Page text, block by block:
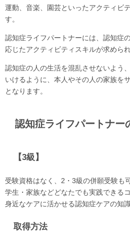
運動、音楽、園芸といったアクティビ
す。
認知症ライフパートナーには、認知症
応じたアクティビティスキルが求められ
認知症の人の生活を混乱させないよう
いけるように、本人やその人の家族を
となります。
認知症ライフパートナー
【3級】
受験資格はなく、2・3級の併願受験も
学生・家族などどなたでも実践できる
身近なケアに活かせる認知症ケアの知
取得方法